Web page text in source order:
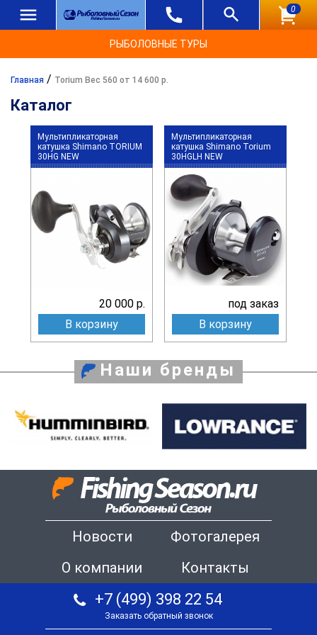
0
РЫБОЛОВНЫЕ ТУРЫ
Главная / Torium Вес 560 от 14 600 р.
Каталог
Мультипликаторная
катушка Shimano TORIUM
30HG NEW
20 000 р.
В корзину
Мультипликаторная
катушка Shimano Torium
30HGLH NEW
под заказ
В корзину
Наши бренды
Новости
Фотогалерея
О компании
Контакты
+7 (499) 398 22 54
Заказать обратный звонок